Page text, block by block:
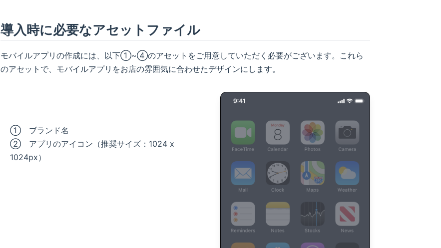
導入時に必要なアセットファイル
モバイルアプリの作成には、以下①~④のアセットをご用意していただく必要がございます。これら
のアセットで、モバイルアプリをお店の雰囲気に合わせたデザインにします。
① ブランド名
② アプリのアイコン（推奨サイズ：1024 x
1024px）